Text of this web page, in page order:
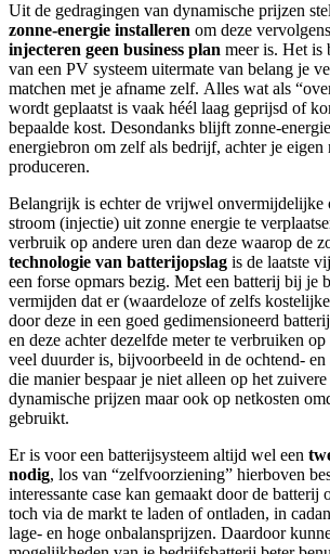
Uit de gedragingen van dynamische prijzen
zonne-energie installeren om deze vervolgens
injecteren geen business plan meer is. Het is
van een PV systeem uitermate van belang je
matchen met je afname zelf. Alles wat als
wordt geplaatst is vaak héél laag geprijsd of
bepaalde kost. Desondanks blijft zonne-
energiebron om zelf als bedrijf, achter je eigen
produceren.
Belangrijk is echter de vrijwel onvermijdelijke
stroom (injectie) uit zonne energie te
verbruik op andere uren dan deze waarop de
technologie van batterijopslag is de laatste
een forse opmars bezig. Met een batterij bij je
vermijden dat er (waardeloze of zelfs
door deze in een goed gedimensioneerd
en deze achter dezelfde meter te verbruiken
veel duurder is, bijvoorbeeld in de ochtend-
die manier bespaar je niet alleen op het
dynamische prijzen maar ook op netkosten
gebruikt.
Er is voor een batterijsysteem altijd wel een
nodig, los van “zelfvoorziening” hierboven
interessante case kan gemaakt door de batterij
toch via de markt te laden of ontladen, in
lage- en hoge onbalansprijzen. Daardoor